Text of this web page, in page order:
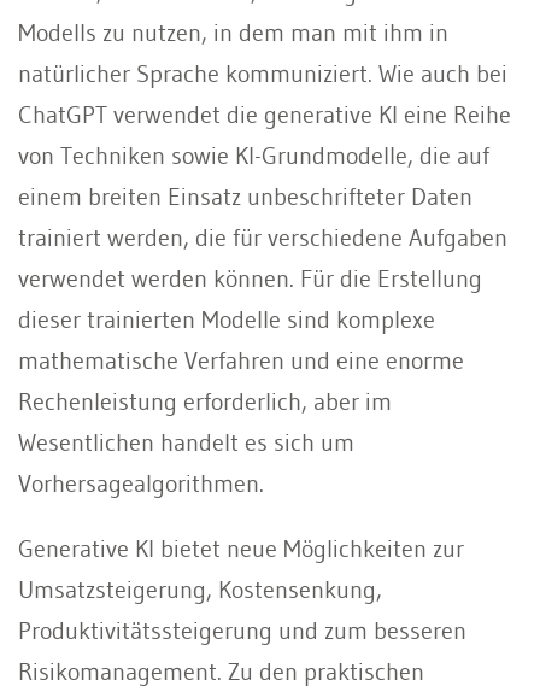
Modells zu nutzen, in dem man mit ihm in
natürlicher Sprache kommuniziert. Wie auch bei
ChatGPT verwendet die generative KI eine Reihe
von Techniken sowie KI-Grundmodelle, die auf
einem breiten Einsatz unbeschrifteter Daten
trainiert werden, die für verschiedene Aufgaben
verwendet werden können. Für die Erstellung
dieser trainierten Modelle sind komplexe
mathematische Verfahren und eine enorme
Rechenleistung erforderlich, aber im
Wesentlichen handelt es sich um
Vorhersagealgorithmen.
Generative KI bietet neue Möglichkeiten zur
Umsatzsteigerung, Kostensenkung,
Produktivitätssteigerung und zum besseren
Risikomanagement. Zu den praktischen